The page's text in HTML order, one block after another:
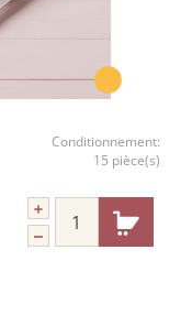
Conditionnement:
15 pièce(s)